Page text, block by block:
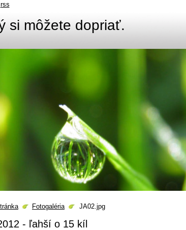
si môžete dopriať.
Fotogaléria JA02.jpg
- ľahší o 15 kíl
rss